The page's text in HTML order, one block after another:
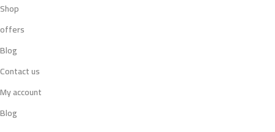
Shop
offers
Blog
Contact us
My account
Blog